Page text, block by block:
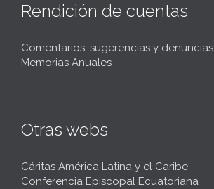
Rendición de cuentas
Comentarios, sugerencias y denuncias
Memorias Anuales
Otras webs
Cáritas América Latina y el Caribe
Conferencia Episcopal Ecuatoriana